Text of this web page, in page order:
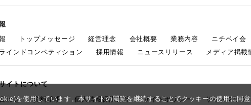
を使用しています。本サイトの閲覧を継続することでクッキーの使用に同
トップメッセージ 経営理念 会社概要 業務内容 ニチベイ会
インドコンペティション
採用情報 ニュースリリース メディア掲載
イトについて
わせ
資料請求 個人情報保護方針 サイトポリシー サイトマップ